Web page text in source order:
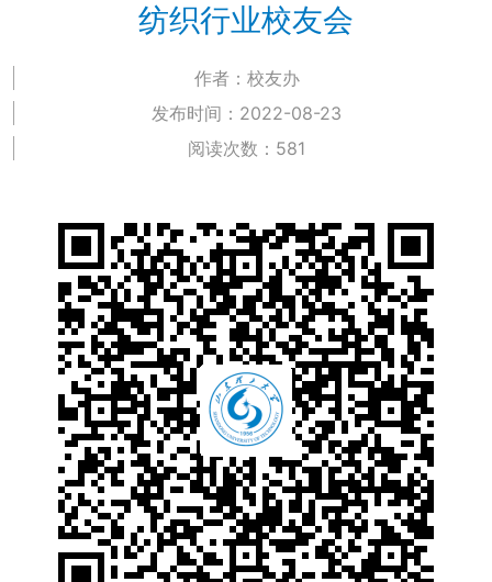
纺织行业校友会
作者：校友办
发布时间：2022-08-23
阅读次数： 581